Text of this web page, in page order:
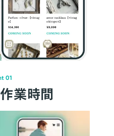
の理由
01
業時間